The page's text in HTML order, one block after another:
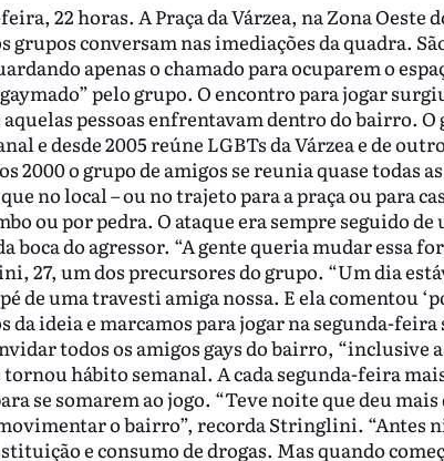
22 horas. A Praça da Várzea, na Zona Oeste
grupos conversam nas imediações da quadra.
apenas o chamado para ocuparem o
pelo grupo. O encontro para jogar
pessoas enfrentavam dentro do bairro. O
e desde 2005 reúne LGBTs da Várzea e de
2000 o grupo de amigos se reunia quase todas
no local – ou no trajeto para a praça ou para
ou por pedra. O ataque era sempre seguido de
boca do agressor. “A gente queria mudar essa
27, um dos precursores do grupo. “Um dia
de uma travesti amiga nossa. E ela comentou
da ideia e marcamos para jogar na segunda-
todos os amigos gays do bairro, “inclusive
hábito semanal. A cada segunda-feira
se somarem ao jogo. “Teve noite que deu mais
o bairro”, recorda Stringlini. “Antes
e consumo de drogas. Mas quando